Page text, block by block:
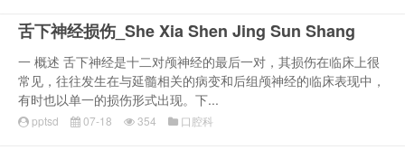
舌下神经损伤_She Xia Shen Jing Sun Shang
一 概述 舌下神经是十二对颅神经的最后一对，其损伤在临床上很
常见，往往发生在与延髓相关的病变和后组颅神经的临床表现中，
有时也以单一的损伤形式出现。下...
pptsd 07-18 354 口腔科